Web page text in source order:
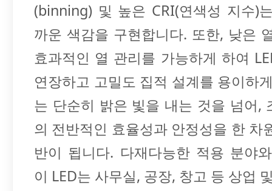
(binning) 및 높은 CRI(연색성 지수)
까운 색감을 구현합니다. 또한, 낮은
효과적인 열 관리를 가능하게 하여
연장하고 고밀도 집적 설계를 용이하
는 단순히 밝은 빛을 내는 것을 넘어,
의 전반적인 효율성과 안정성을 한 차
반이 됩니다. 다재다능한 적용 분야
이 LED는 사무실, 공장, 창고 등 상업